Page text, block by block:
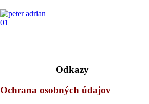
Odkazy
Ochrana osobných údajov